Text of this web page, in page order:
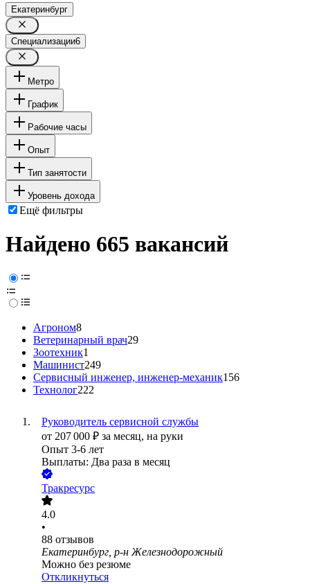
Екатеринбург
Специализации6
Метро
График
Рабочие часы
Опыт
Тип занятости
Уровень дохода
Ещё фильтры
Найдено 665 вакансий
Агроном8
Ветеринарный врач29
Зоотехник1
Машинист249
Сервисный инженер, инженер-механик156
Технолог222
Руководитель сервисной службы
от 207 000 ₽ за месяц, на руки
Опыт 3-6 лет
Выплаты: Два раза в месяц
Тракресурс
4.0
•
88 отзывов
Екатеринбург, р-н Железнодорожный
Можно без резюме
Откликнуться